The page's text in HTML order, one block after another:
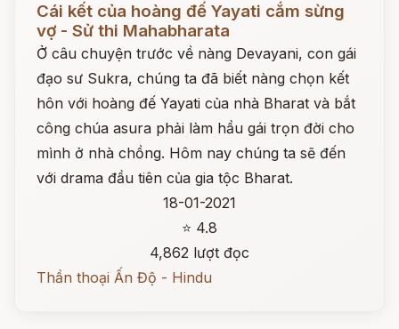
Cái kết của hoàng đế Yayati cắm sừng
vợ - Sử thi Mahabharata
Ở câu chuyện trước về nàng Devayani, con gái
đạo sư Sukra, chúng ta đã biết nàng chọn kết
hôn với hoàng đế Yayati của nhà Bharat và bắt
công chúa asura phải làm hầu gái trọn đời cho
mình ở nhà chồng. Hôm nay chúng ta sẽ đến
với drama đầu tiên của gia tộc Bharat.
18-01-2021
⭐ 4.8
4,862 lượt đọc
Thần thoại Ấn Độ - Hindu